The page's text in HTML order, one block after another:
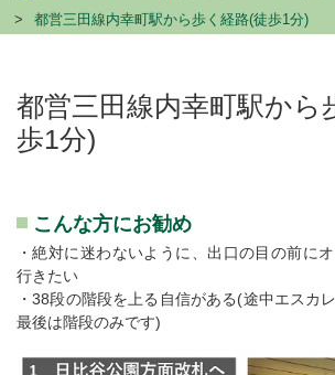
都営三田線内幸町駅から歩く経路(徒歩1分)
都営三田線内幸町駅から
歩1分)
こんな方にお勧め
・絶対に迷わないように、出口の目の前に
行きたい
・38段の階段を上る自信がある(途中エスカ
最後は階段のみです)